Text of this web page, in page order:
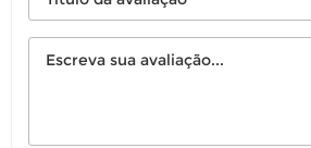
Você pode devolver este
produto gratuitamente.